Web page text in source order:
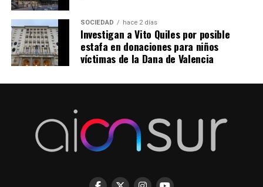
SOCIEDAD hace 2 días
Investigan a Vito Quiles por posible
estafa en donaciones para niños
víctimas de la Dana de Valencia